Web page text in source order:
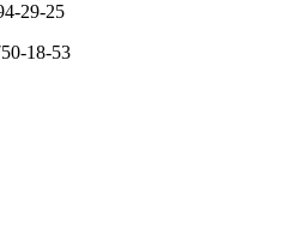
29-25
18-53